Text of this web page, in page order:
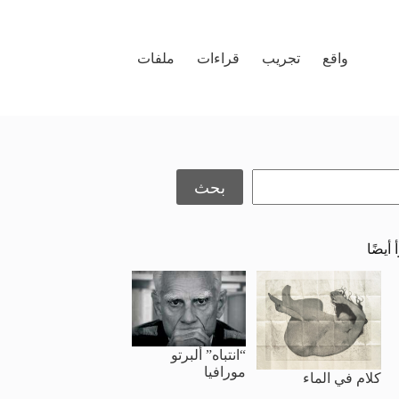
واقع
تجريب قراءات ملفات
بحث
أيضًا
كلام في الماء
“انتباه” ألبرتو
مورافيا